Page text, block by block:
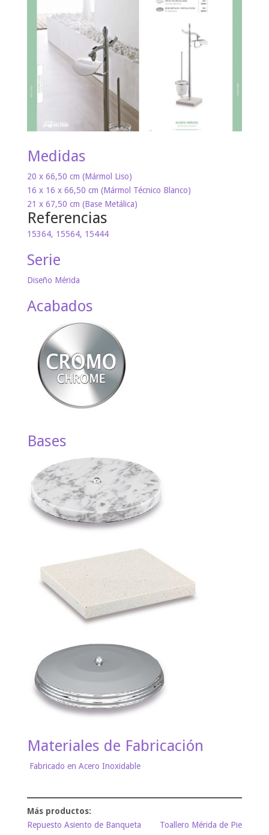
Medidas
20 x 66,50 cm (Mármol Liso)
16 x 16 x 66,50 cm (Mármol Técnico Blanco)
21 x 67,50 cm (Base Metálica)
Referencias
15364, 15564, 15444
Serie
Diseño Mérida
Acabados
Bases
Materiales de Fabricación
Fabricado en Acero Inoxidable
Repuesto Asiento de Banqueta Toallero Mérida de Pie